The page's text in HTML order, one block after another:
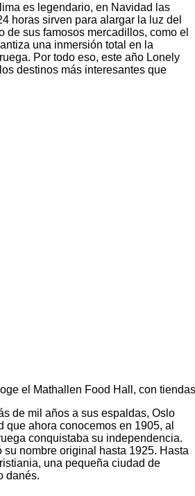
es legendario, en Navidad las
horas sirven para alargar la luz del
de sus famosos mercadillos, como el
una inmersión total en la
Por todo eso, este año Lonely
destinos más interesantes que
el Mathallen Food Hall, con
de mil años a sus espaldas, Oslo
que ahora conocemos en 1905, al
conquistaba su independencia.
su nombre original hasta 1925. Hasta
una pequeña ciudad de
danés.